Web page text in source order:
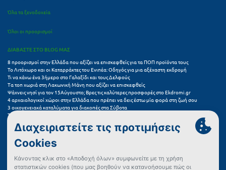
Σίκινος
Σίφνος
Σκαφιδιά Ηλείας
Σκιάθος
Σκόπελος
Σκύρος
Όλα τα ξενοδοχεία
Όλοι οι προορισμοί
ΔΙΑΒΑΣΤΕ ΣΤΟ BLOG ΜΑΣ
8 προορισμοί στην Ελλάδα που αξίζει να επισκεφθείς για τα ΠΟΠ προϊόντα τους
Το Λιτόχωρο και οι Καταρράκτες του Ενιπέα: Οδηγός για μια αξέχαστη εκδρομή
Τι να κάνω ένα 3ήμερο στο Γαλαξίδι και τους Δελφούς
Τα τοπ χωριά στη Λακωνική Μάνη που αξίζει να επισκεφθείς
Ψάχνεις νησί για τον 15Αύγουστο; Βρες τις καλύτερες προσφορές στο Ekdromi.gr
4 αρχαιολογικοί χώροι στην Ελλάδα που πρέπει να δεις έστω μία φορά στη ζωή σου
3 οικογενειακά καταλύματα για διακοπές στα Σύβοτα
Τα 11 καλύτερα καλοκαιρινά resorts στην Ελλάδα
7 μικρά ελληνικά νησιά για αξέχαστες καλοκαιρινές διακοπές
5+1 ινσταγκραμικές παραλίες στην Ελλάδα που αξίζουν μια θέση στο feed σου
Συχνές Ερωτήσεις (FAQs) για Ξενοδοχεία